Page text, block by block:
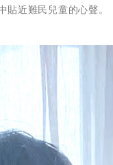
貼近難民兒童的心聲。